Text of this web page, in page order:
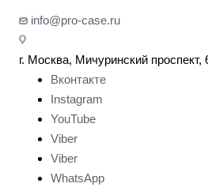
info@pro-case.ru
г. Москва, Мичуринский проспект,
Вконтакте
Instagram
YouTube
Viber
Viber
WhatsApp